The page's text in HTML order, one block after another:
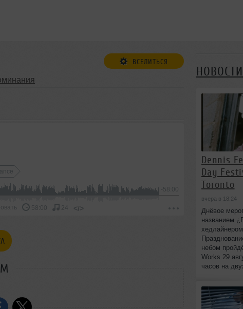
ВСЕЛИТЬСЯ
-58:00
58:00 24 </>
НОВОСТИ
Dennis
Day
Toronto
вчера в 18:24
Днёвое
названием
небом
Works 29
часов на